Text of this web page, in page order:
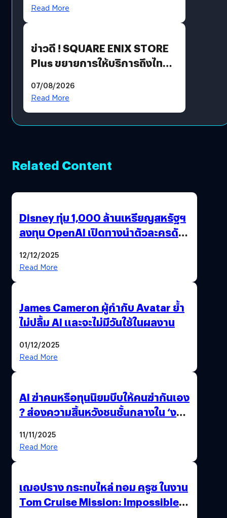
Read More
ข่าวดี ! SQUARE ENIX STORE
Plus ขยายการให้บริการถึงไทย
โดยตรง
07/08/2026
Read More
Related Content
Disney ทุ่ม 1,000 ล้านเหรียญสหรัฐฯ
ลงทุน OpenAI เปิดทางนำตัวละครดัง
12/12/2025
Read More
James Cameron ผู้กำกับ Avatar ย้ำ
ไม่ปลื้ม AI และจะไม่มีวันใช้ในผลงาน
01/12/2025
Read More
AI ฆ่าคนหรือทุนนิยมบีบให้คนฆ่ากันเอง
? ส่องความสิ้นหวังชนชั้นกลางใน ‘งาน
11/11/2025
Read More
เฌอปราง กระทบไหล่ ทอม ครูซ ในงาน
Tom Cruise Mission: Impossible –